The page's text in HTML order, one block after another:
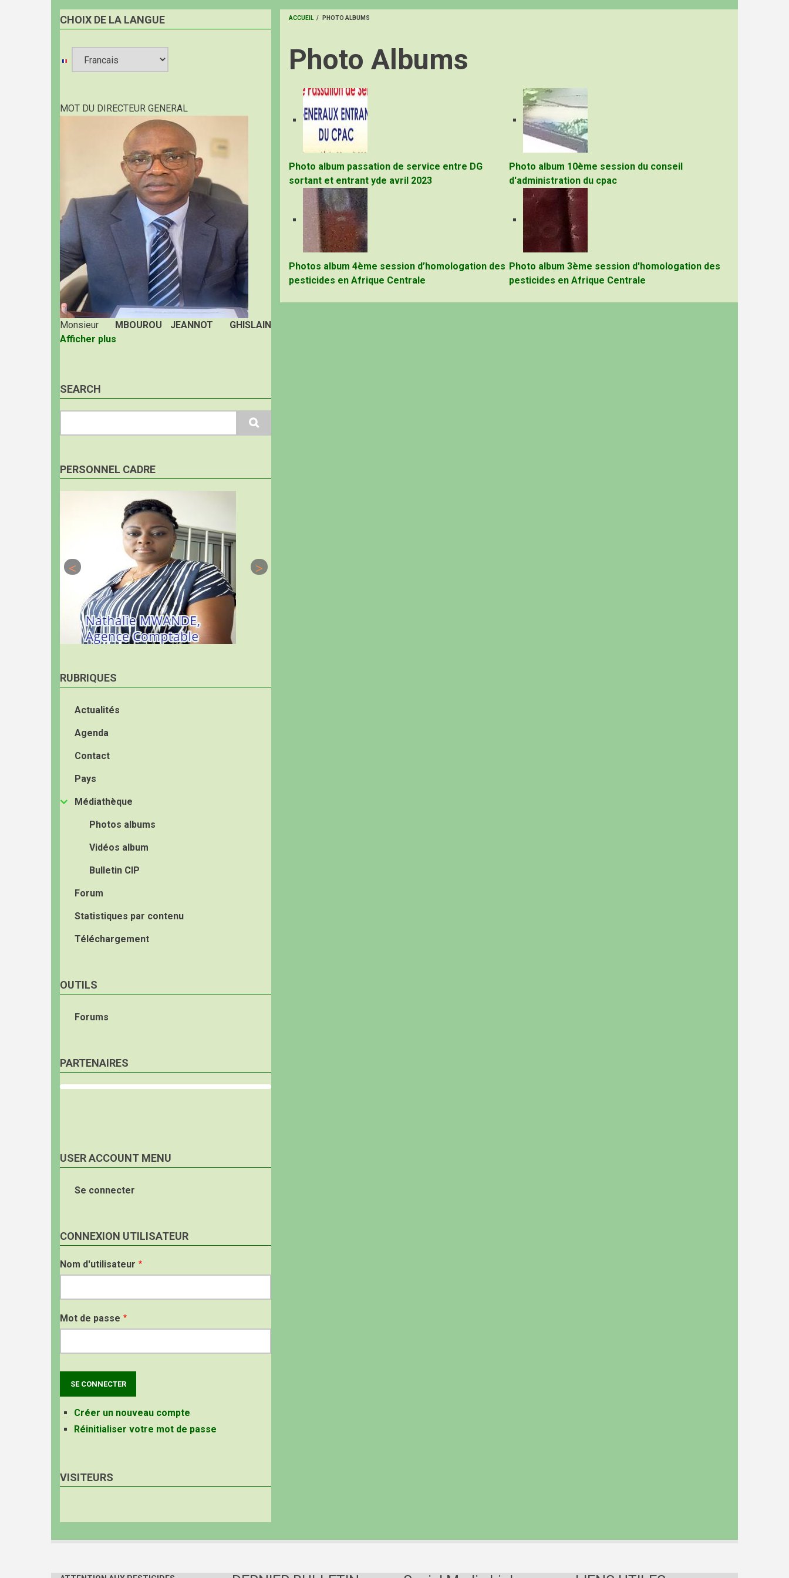
CHOIX DE LA LANGUE
language
MOT DU DIRECTEUR GENERAL
Monsieur
MBOUROU JEANNOT GHISLAIN
Afficher plus
SEARCH
PERSONNEL CADRE
RUBRIQUES
Actualités
Agenda
Contact
Pays
Médiathèque
Photos albums
Vidéos album
Bulletin CIP
Forum
Statistiques par contenu
Téléchargement
OUTILS
Forums
PARTENAIRES
USER ACCOUNT MENU
Se connecter
CONNEXION UTILISATEUR
Nom d'utilisateur
Mot de passe
Créer un nouveau compte
Réinitialiser votre mot de passe
VISITEURS
D'ARIANE
ACCUEIL / PHOTO ALBUMS
Photo Albums
Photo album passation de service entre DG
sortant et entrant yde avril 2023
Photo album 10ème session du conseil
d'administration du cpac
Photos album 4ème session d’homologation des
pesticides en Afrique Centrale
Photo album 3ème session d'homologation des
pesticides en Afrique Centrale